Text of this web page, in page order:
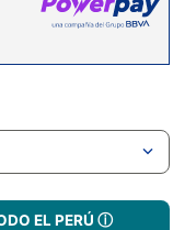
EL PERÚ ⓘ